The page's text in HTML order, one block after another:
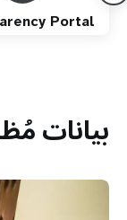
Portal
بيانات